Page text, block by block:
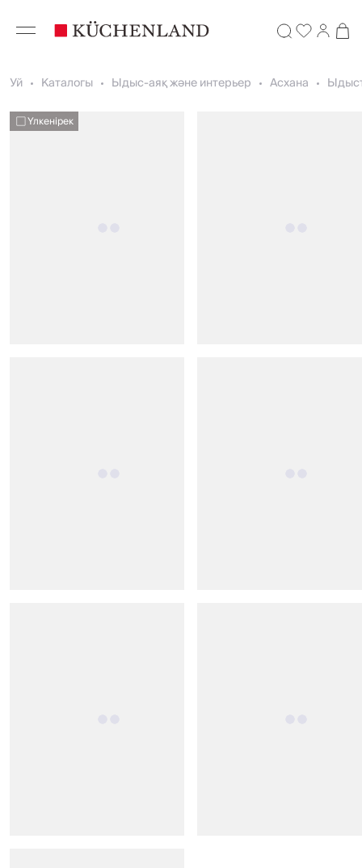
Уй Каталогы Ыдыс-аяқ және интерьер Асхана
Үлкенірек